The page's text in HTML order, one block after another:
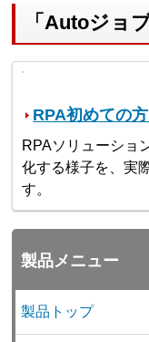
「Autoジョ
RPA初めての
RPAソリューショ
化する様子を、実
す。
製品メニュー
製品トップ